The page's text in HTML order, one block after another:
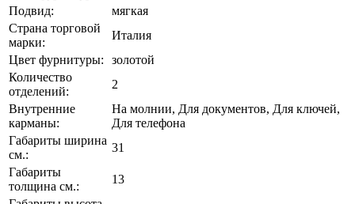
Подвид:
мягкая
Страна торговой
марки:
Италия
Цвет фурнитуры:
золотой
Количество
отделений:
2
Внутренние
карманы:
На молнии, Для документов, Для ключей,
Для телефона
Габариты ширина
см.:
31
Габариты
толщина см.:
13